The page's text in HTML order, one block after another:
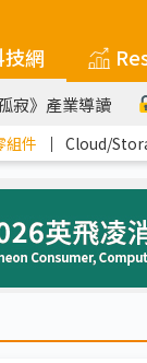
技網
寂》產業導讀
組件 ｜ Cloud/